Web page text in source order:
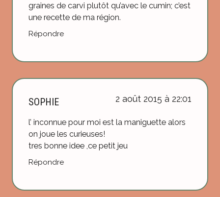
graines de carvi plutôt qu’avec le cumin; c’est
une recette de ma région.
Répondre
SOPHIE 2 août 2015 à 22:01
l’ inconnue pour moi est la maniguette alors
on joue les curieuses!
tres bonne idee ,ce petit jeu
Répondre